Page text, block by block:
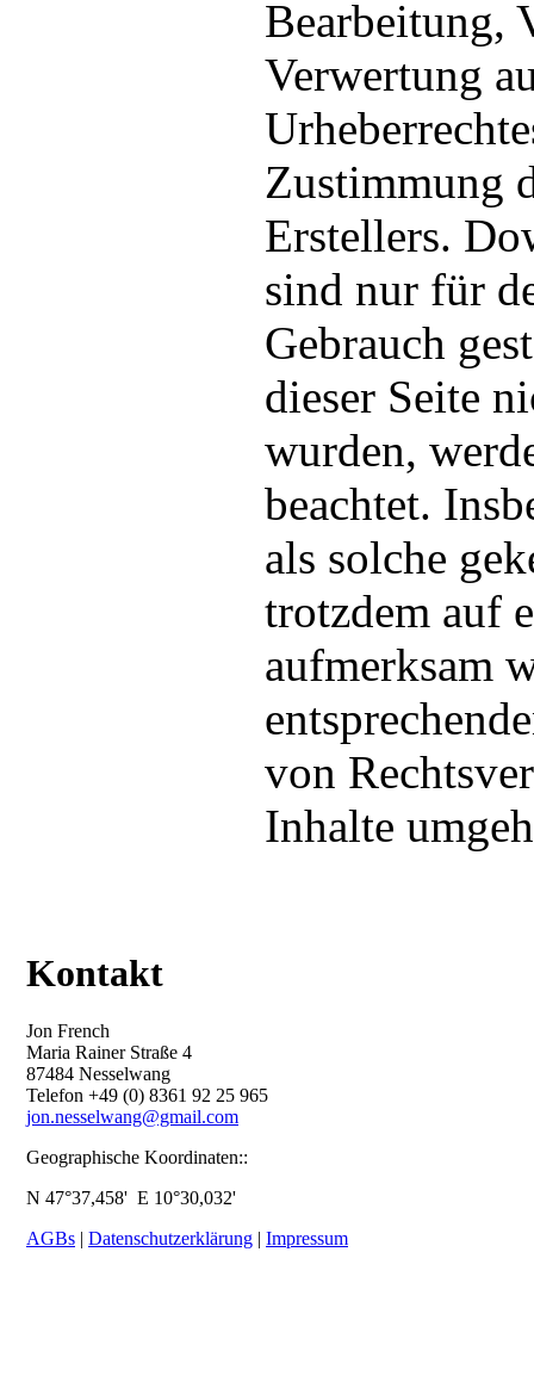
Bearbeitung,
Verwertung
Zustimmung
Erstellers.
sind nur für
Gebrauch
dieser Seite
wurden,
beachtet.
als solche
trotzdem auf
aufmerksam
von
Inhalte
Kontakt
Jon French
Maria Rainer Straße 4
87484 Nesselwang
Telefon +49 (0) 8361 92 25 965
jon.nesselwang@gmail.com
Geographische Koordinaten::
N 47°37,458' E 10°30,032'
AGBs | Datenschutzerklärung | Impressum